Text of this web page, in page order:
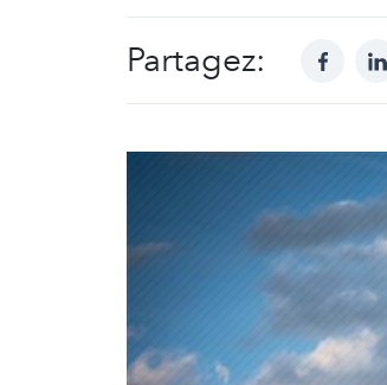
Partagez: